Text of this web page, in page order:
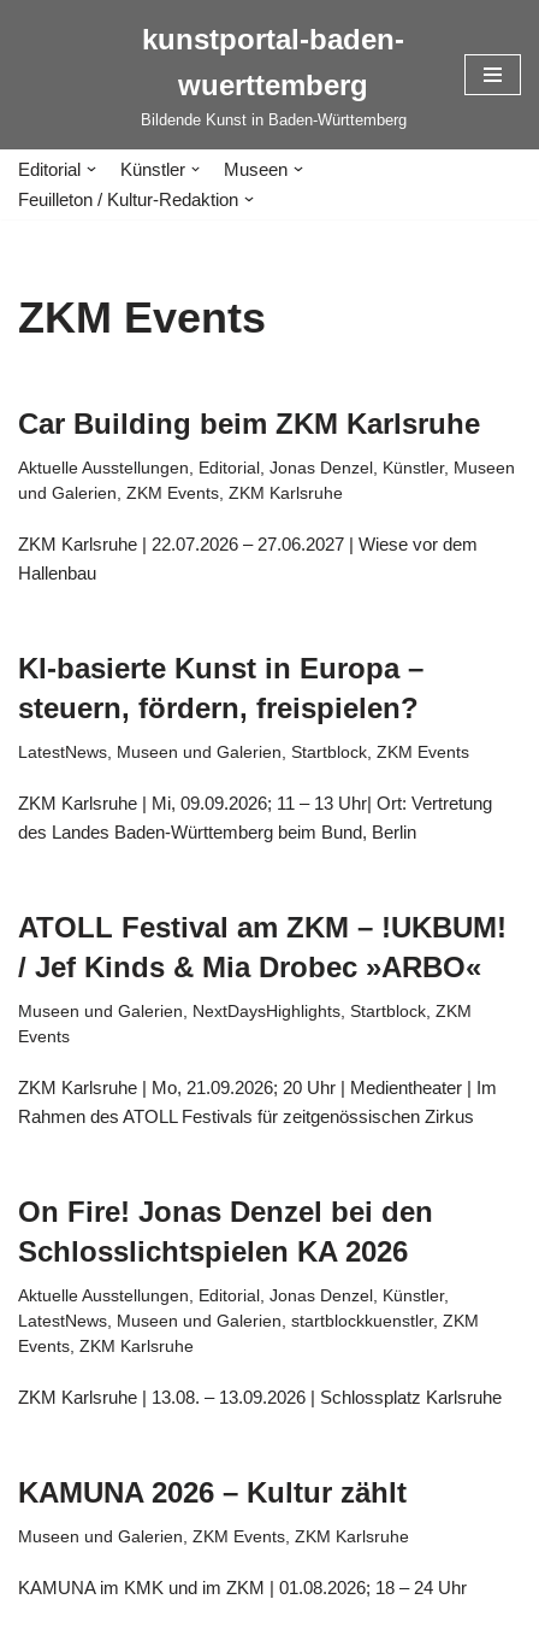
kunstportal-baden-
wuerttemberg
Bildende Kunst in Baden-Württemberg
Editorial Künstler
Museen
Feuilleton / Kultur-Redaktion
ZKM Events
Car Building beim ZKM Karlsruhe
Aktuelle Ausstellungen, Editorial , Jonas Denzel , Künstler, Museen
und Galerien, ZKM Events, ZKM Karlsruhe
ZKM Karlsruhe | 22.07.2026 – 27.06.2027 | Wiese vor dem
Hallenbau
KI-basierte Kunst in Europa –
steuern, fördern, freispielen?
LatestNews, Museen und Galerien, Startblock, ZKM Events
ZKM Karlsruhe | Mi, 09.09.2026; 11 – 13 Uhr| Ort: Vertretung
des Landes Baden-Württemberg beim Bund, Berlin
ATOLL Festival am ZKM – !UKBUM!
/ Jef Kinds & Mia Drobec »ARBO«
Museen und Galerien, NextDaysHighlights, Startblock, ZKM
Events
ZKM Karlsruhe | Mo, 21.09.2026; 20 Uhr | Medientheater | Im
Rahmen des ATOLL Festivals für zeitgenössischen Zirkus
On Fire! Jonas Denzel bei den
Schlosslichtspielen KA 2026
Aktuelle Ausstellungen, Editorial , Jonas Denzel , Künstler,
LatestNews, Museen und Galerien, startblockkuenstler, ZKM
Events, ZKM Karlsruhe
ZKM Karlsruhe | 13.08. – 13.09.2026 | Schlossplatz Karlsruhe
KAMUNA 2026 – Kultur zählt
Museen und Galerien, ZKM Events, ZKM Karlsruhe
KAMUNA im KMK und im ZKM | 01.08.2026; 18 – 24 Uhr